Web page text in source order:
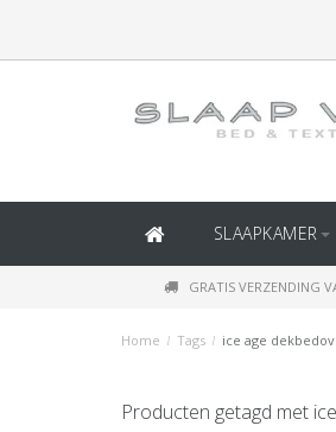
SLAAPKAMER
GRATIS VERZENDING
Home / Tags / ice age
Producten getagd met